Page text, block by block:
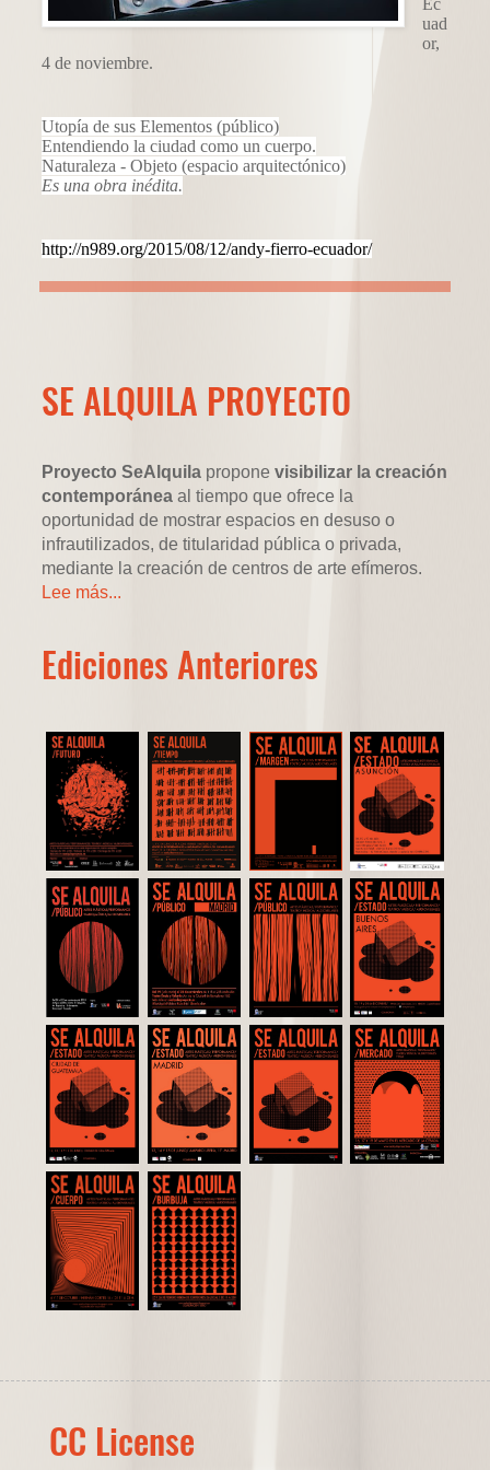
uad
or,
4 de noviembre.
Utopía de sus Elementos (público)
Entendiendo la ciudad como un cuerpo.
Naturaleza - Objeto (espacio arquitectónico)
Es una obra inédita.
http://n989.org/2015/08/12/andy-fierro-ecuador/
SE ALQUILA PROYECTO
Proyecto SeAlquila proponevisibilizar la creación
contemporánea al tiempo que ofrece la
oportunidad de mostrar espacios en desuso o
infrautilizados, de titularidad pública o privada,
mediante la creación de centros de arte efímeros.
Lee más...
Ediciones Anteriores
CC License